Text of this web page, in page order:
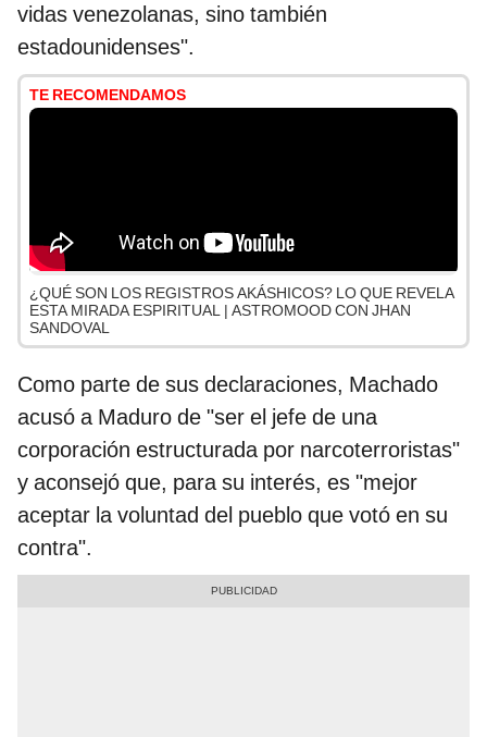
vidas venezolanas, sino también
estadounidenses".
TE RECOMENDAMOS
¿QUÉ SON LOS REGISTROS AKÁSHICOS? LO QUE REVELA
ESTA MIRADA ESPIRITUAL | ASTROMOOD CON JHAN
SANDOVAL
Como parte de sus declaraciones, Machado
acusó a Maduro de "ser el jefe de una
corporación estructurada por narcoterroristas"
y aconsejó que, para su interés, es "mejor
aceptar la voluntad del pueblo que votó en su
contra".